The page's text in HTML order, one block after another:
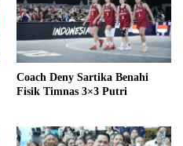
Coach Deny Sartika Benahi
Fisik Timnas 3×3 Putri